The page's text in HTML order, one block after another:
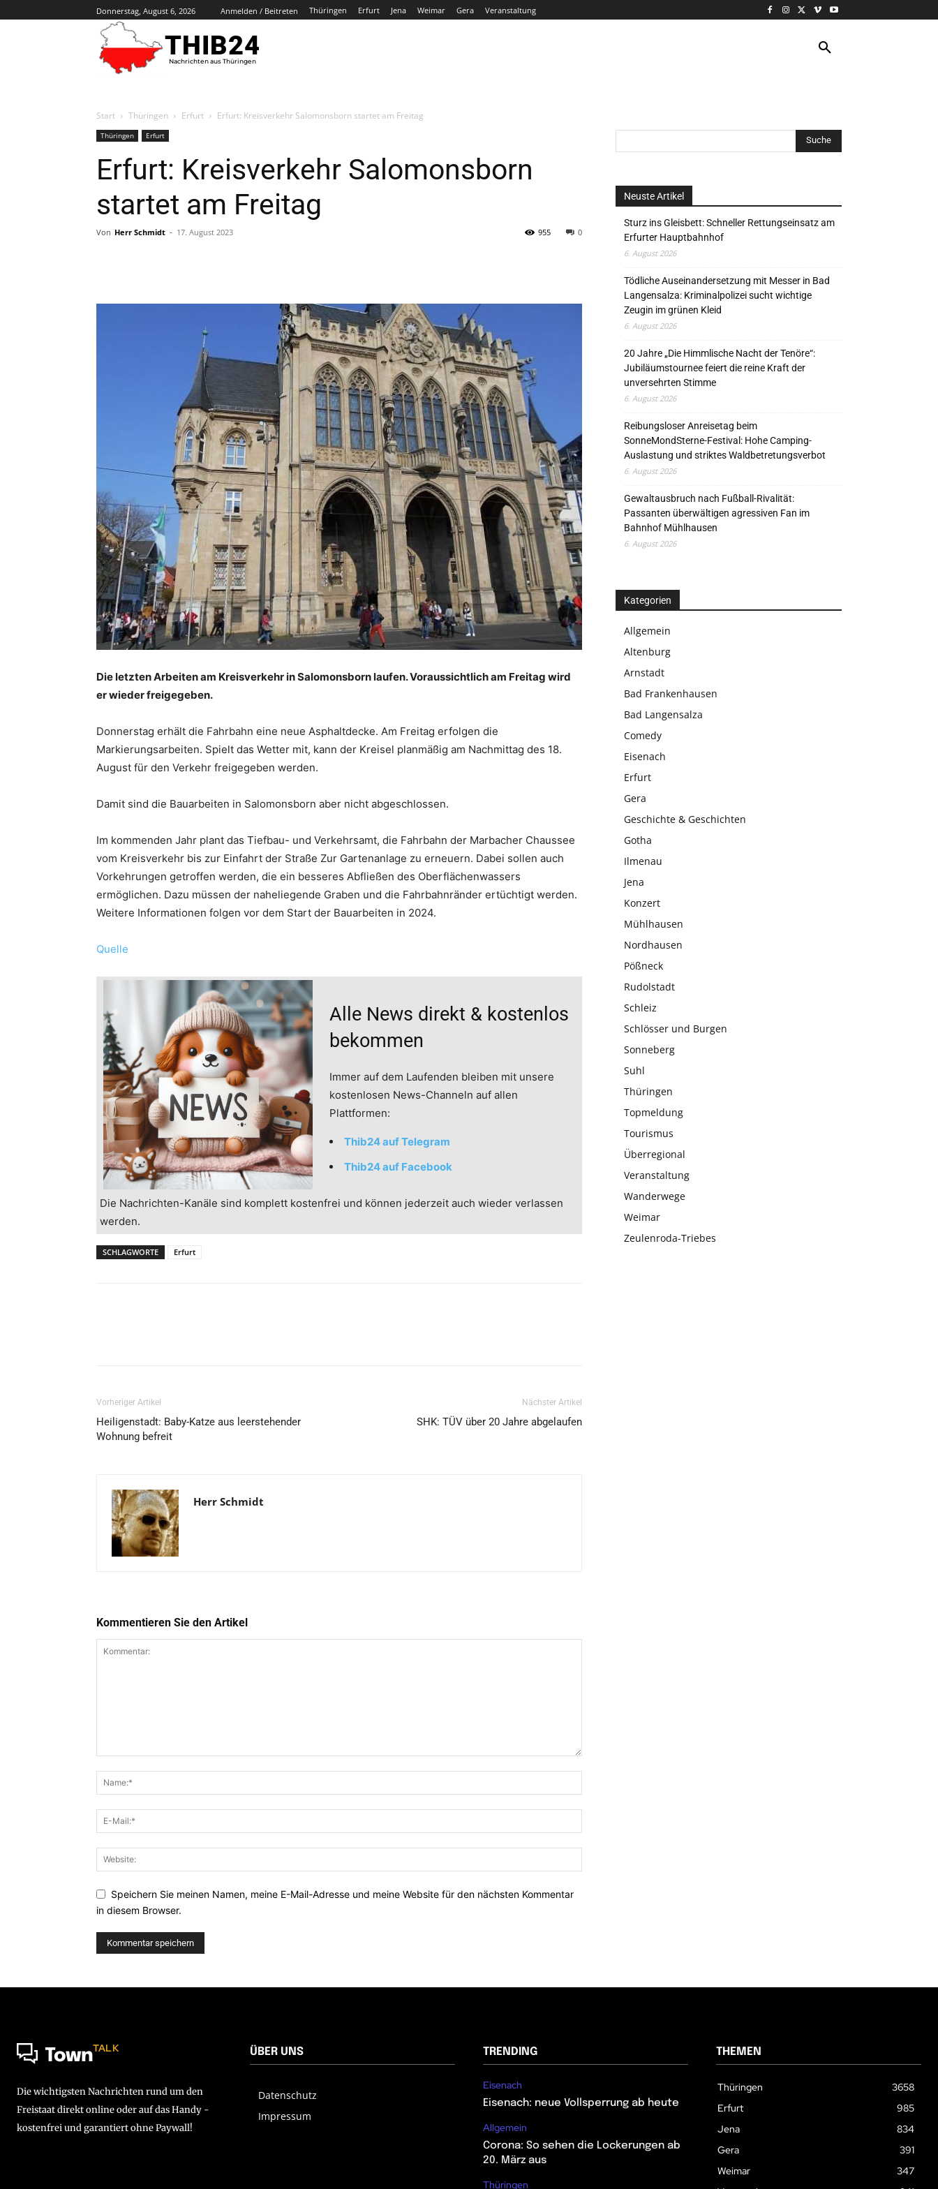
Donnerstag, August 6, 2026 Anmelden / Beitreten Thüringen Erfurt Jena Weimar Gera Veranstaltung
THIB24
Nachrichten aus Thüringen
Start Thüringen Erfurt Erfurt: Kreisverkehr Salomonsborn startet am Freitag
Thüringen Erfurt
Erfurt: Kreisverkehr Salomonsborn
startet am Freitag
Von Herr Schmidt - 17. August 2023 0
955
Die letzten Arbeiten am Kreisverkehr in Salomonsborn laufen. Voraussichtlich am Freitag wird
er wieder freigegeben.
Donnerstag erhält die Fahrbahn eine neue Asphaltdecke. Am Freitag erfolgen die
Markierungsarbeiten. Spielt das Wetter mit, kann der Kreisel planmäßig am Nachmittag des 18.
August für den Verkehr freigegeben werden.
Damit sind die Bauarbeiten in Salomonsborn aber nicht abgeschlossen.
Im kommenden Jahr plant das Tiefbau- und Verkehrsamt, die Fahrbahn der Marbacher Chaussee
vom Kreisverkehr bis zur Einfahrt der Straße Zur Gartenanlage zu erneuern. Dabei sollen auch
Vorkehrungen getroffen werden, die ein besseres Abfließen des Oberflächenwassers
ermöglichen. Dazu müssen der naheliegende Graben und die Fahrbahnränder ertüchtigt werden.
Weitere Informationen folgen vor dem Start der Bauarbeiten in 2024.
Quelle
Alle News direkt & kostenlos
bekommen
Immer auf dem Laufenden bleiben mit unsere
kostenlosen News-Channeln auf allen
Plattformen:
Thib24 auf Telegram
Thib24 auf Facebook
Die Nachrichten-Kanäle sind komplett kostenfrei und können jederzeit auch wieder verlassen
werden.
SCHLAGWORTE Erfurt
Vorheriger Artikel
Heiligenstadt: Baby-Katze aus leerstehender
Wohnung befreit
Nächster Artikel
SHK: TÜV über 20 Jahre abgelaufen
Herr Schmidt
Kommentieren Sie den Artikel
Speichern Sie meinen Namen, meine E-Mail-Adresse und meine Website für den nächsten Kommentar
in diesem Browser.
Neuste Artikel
Sturz ins Gleisbett: Schneller Rettungseinsatz am
Erfurter Hauptbahnhof
6. August 2026
Tödliche Auseinandersetzung mit Messer in Bad
Langensalza: Kriminalpolizei sucht wichtige
Zeugin im grünen Kleid
6. August 2026
20 Jahre „Die Himmlische Nacht der Tenöre“:
Jubiläumstournee feiert die reine Kraft der
unversehrten Stimme
6. August 2026
Reibungsloser Anreisetag beim
SonneMondSterne-Festival: Hohe Camping-
Auslastung und striktes Waldbetretungsverbot
6. August 2026
Gewaltausbruch nach Fußball-Rivalität:
Passanten überwältigen agressiven Fan im
Bahnhof Mühlhausen
6. August 2026
Kategorien
Allgemein
Altenburg
Arnstadt
Bad Frankenhausen
Bad Langensalza
Comedy
Eisenach
Erfurt
Gera
Geschichte & Geschichten
Gotha
Ilmenau
Jena
Konzert
Mühlhausen
Nordhausen
Pößneck
Rudolstadt
Schleiz
Schlösser und Burgen
Sonneberg
Suhl
Thüringen
Topmeldung
Tourismus
Überregional
Veranstaltung
Wanderwege
Weimar
Zeulenroda-Triebes
TownTALK
Die wichtigsten Nachrichten rund um den
Freistaat direkt online oder auf das Handy -
kostenfrei und garantiert ohne Paywall!
ÜBER UNS
Datenschutz
Impressum
TRENDING
Eisenach
Eisenach: neue Vollsperrung ab heute
Allgemein
Corona: So sehen die Lockerungen ab
20. März aus
Thüringen
THEMEN
Thüringen
3658
Erfurt
985
Jena
834
Gera
391
Weimar
347